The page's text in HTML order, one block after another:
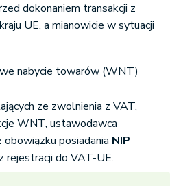
dokonaniem transakcji z
UE, a mianowicie w sytuacji
nabycie towarów (WNT)
ze zwolnienia z VAT,
WNT, ustawodawca
posiadania NIP
rejestracji do VAT-UE.